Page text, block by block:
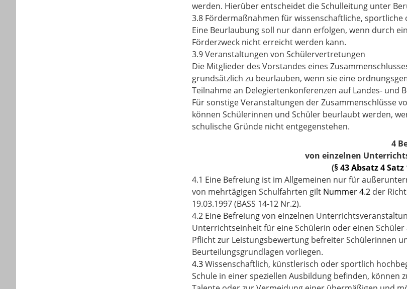
werden. Hierüber entscheidet die Schulleitung unter
3.8 Fördermaßnahmen für wissenschaftliche,
Eine Beurlaubung soll nur dann erfolgen, wenn durch
Förderzweck nicht erreicht werden kann.
3.9 Veranstaltungen von Schülervertretungen
Die Mitglieder des Vorstandes eines
grundsätzlich zu beurlauben, wenn sie eine
Teilnahme an Delegiertenkonferenzen auf Landes- und
Für sonstige Veranstaltungen der Zusammenschlüsse
können Schülerinnen und Schüler beurlaubt werden,
schulische Gründe nicht entgegenstehen.
4
von einzelnen
(§ 43 Absatz 4
4.1 Eine Befreiung ist im Allgemeinen nur für
von mehrtägigen Schulfahrten gilt Nummer 4.2 der
19.03.1997 (BASS 14-12 Nr.2).
4.2 Eine Befreiung von einzelnen
Unterrichtseinheit für eine Schülerin oder einen
Pflicht zur Leistungsbewertung befreiter Schülerinnen
Beurteilungsgrundlagen vorliegen.
4.3Wissenschaftlich, künstlerisch oder sportlich
Schule in einer speziellen Ausbildung befinden,